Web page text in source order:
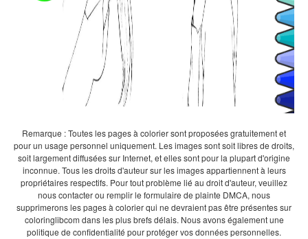
Remarque : Toutes les pages à colorier sont proposées gratuitement et
pour un usage personnel uniquement. Les images sont soit libres de droits,
soit largement diffusées sur Internet, et elles sont pour la plupart d'origine
inconnue. Tous les droits d'auteur sur les images appartiennent à leurs
propriétaires respectifs. Pour tout problème lié au droit d'auteur, veuillez
nous contacter ou remplir le formulaire de plainte DMCA, nous
supprimerons les pages à colorier qui ne devraient pas être présentes sur
coloringlibcom dans les plus brefs délais. Nous avons également une
politique de confidentialité pour protéger vos données personnelles.